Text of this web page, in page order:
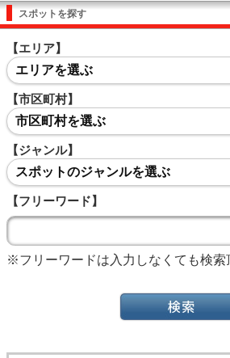
スポットを探す
【エリア】
エリアを選ぶ
【市区町村】
市区町村を選ぶ
【ジャンル】
スポットのジャンルを選ぶ
【フリーワード】
※フリーワードは入力しなくても検索